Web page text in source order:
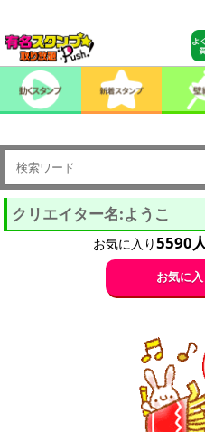
クリエイター名:ようこ
お気に入り5590
お気に